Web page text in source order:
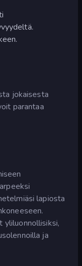
jokaisesta
parantaa
lapiosta
yliluonnollisiksi,
ja